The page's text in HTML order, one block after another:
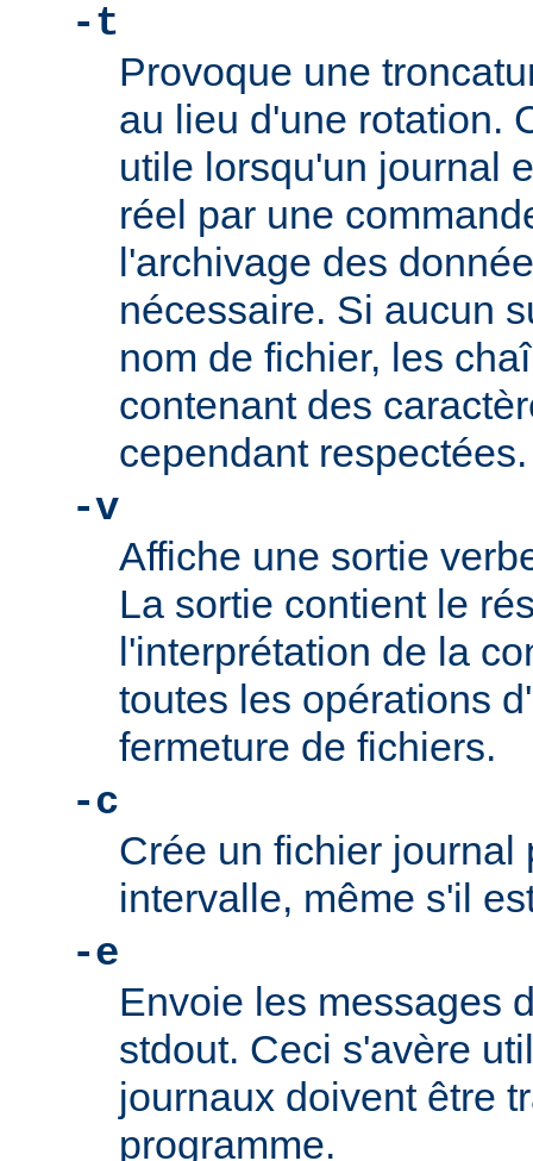
-t
Provoque une
au lieu d'une rotation.
utile lorsqu'un journal
réel par une
l'archivage des
nécessaire. Si aucun
nom de fichier, les
contenant des
cependant respectées.
-v
Affiche une sortie
La sortie contient le
l'interprétation de la
toutes les opérations
fermeture de fichiers.
-c
Crée un fichier journal
intervalle, même s'il
-e
Envoie les messages
stdout. Ceci s'avère
journaux doivent être
programme.